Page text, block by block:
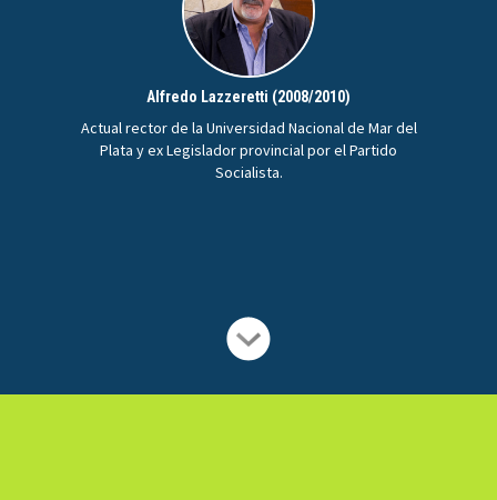
Alfredo Lazzeretti (2008/2010)
Actual rector de la Universidad Nacional de Mar del
Plata y ex Legislador provincial por el Partido
Socialista.